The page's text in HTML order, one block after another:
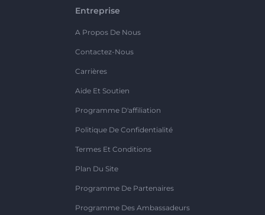
Entreprise
A Propos De Nous
Contactez-Nous
Carrières
Aide Et Soutien
Programme D'affiliation
Politique De Confidentialité
Termes Et Conditions
Plan Du Site
Programme De Partenaires
Programme Des Ambassadeurs